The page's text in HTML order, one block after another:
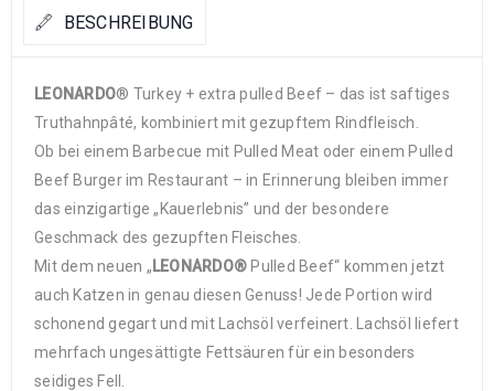
BESCHREIBUNG
LEONARDO® Turkey + extra pulled Beef – das ist saftiges
Truthahnpâté, kombiniert mit gezupftem Rindfleisch.
Ob bei einem Barbecue mit Pulled Meat oder einem Pulled
Beef Burger im Restaurant – in Erinnerung bleiben immer
das einzigartige „Kauerlebnis” und der besondere
Geschmack des gezupften Fleisches.
Mit dem neuen „ LEONARDO® Pulled Beef“ kommen jetzt
auch Katzen in genau diesen Genuss! Jede Portion wird
schonend gegart und mit Lachsöl verfeinert. Lachsöl liefert
mehrfach ungesättigte Fettsäuren für ein besonders
seidiges Fell.